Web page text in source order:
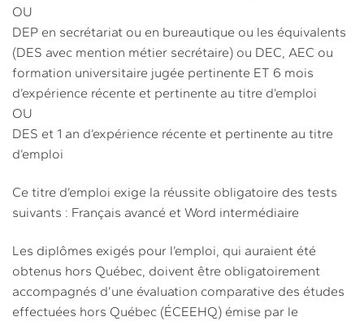
OU
DEP en secrétariat ou en bureautique ou les équivalents
(DES avec mention métier secrétaire) ou DEC, AEC ou
formation universitaire jugée pertinente ET 6 mois
d’expérience récente et pertinente au titre d’emploi
OU
DES et 1 an d’expérience récente et pertinente au titre
d’emploi
Ce titre d’emploi exige la réussite obligatoire des tests
suivants : Français avancé et Word intermédiaire
Les diplômes exigés pour l’emploi, qui auraient été
obtenus hors Québec, doivent être obligatoirement
accompagnés d’une évaluation comparative des études
effectuées hors Québec (ÉCEEHQ) émise par le